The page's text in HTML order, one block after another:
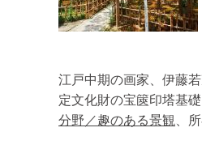
江戸中期の画家、伊藤
定文化財の宝篋印塔基
分野／趣のある景観 、